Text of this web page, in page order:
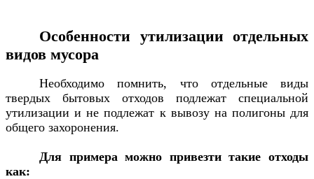
Особенности утилизации отдельных
видов мусора
Необходимо помнить, что отдельные виды
твердых бытовых отходов подлежат специальной
утилизации и не подлежат к вывозу на полигоны для
общего захоронения.
Для примера можно привезти такие отходы
как: